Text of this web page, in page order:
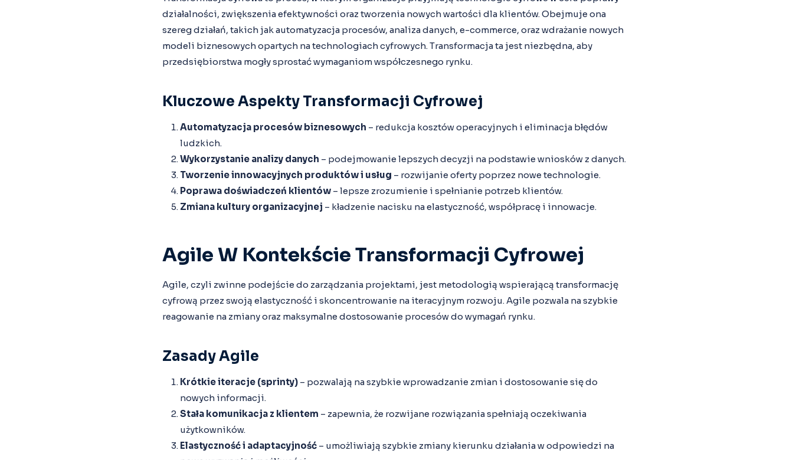
działalności, zwiększenia efektywności oraz tworzenia nowych wartości dla klientów. Obejmuje ona
szereg działań, takich jak automatyzacja procesów, analiza danych, e-commerce, oraz wdrażanie nowych
modeli biznesowych opartych na technologiach cyfrowych. Transformacja ta jest niezbędna, aby
przedsiębiorstwa mogły sprostać wymaganiom współczesnego rynku.
Kluczowe Aspekty Transformacji Cyfrowej
Automatyzacja procesów biznesowych – redukcja kosztów operacyjnych i eliminacja błędów
ludzkich.
Wykorzystanie analizy danych – podejmowanie lepszych decyzji na podstawie wniosków z danych.
Tworzenie innowacyjnych produktów i usług – rozwijanie oferty poprzez nowe technologie.
Poprawa doświadczeń klientów – lepsze zrozumienie i spełnianie potrzeb klientów.
Zmiana kultury organizacyjnej – kładzenie nacisku na elastyczność, współpracę i innowacje.
Agile W Kontekście Transformacji Cyfrowej
Agile, czyli zwinne podejście do zarządzania projektami, jest metodologią wspierającą transformację
cyfrową przez swoją elastyczność i skoncentrowanie na iteracyjnym rozwoju. Agile pozwala na szybkie
reagowanie na zmiany oraz maksymalne dostosowanie procesów do wymagań rynku.
Zasady Agile
Krótkie iteracje (sprinty) – pozwalają na szybkie wprowadzanie zmian i dostosowanie się do
nowych informacji.
Stała komunikacja z klientem – zapewnia, że rozwijane rozwiązania spełniają oczekiwania
użytkowników.
Elastyczność i adaptacyjność – umożliwiają szybkie zmiany kierunku działania w odpowiedzi na